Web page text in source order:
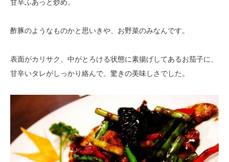
甘辛ふあっと炒め。
酢豚のようなものかと思いきや、お野菜のみなんです。
表面がカリサク、中がとろける状態に素揚げしてあるお茄子に、
甘辛いタレがしっかり絡んで、驚きの美味しさでした。